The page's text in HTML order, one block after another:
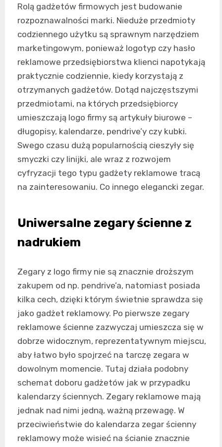
Rolą gadżetów firmowych jest budowanie
rozpoznawalności marki. Nieduże przedmioty
codziennego użytku są sprawnym narzędziem
marketingowym, ponieważ logotyp czy hasło
reklamowe przedsiębiorstwa klienci napotykają
praktycznie codziennie, kiedy korzystają z
otrzymanych gadżetów. Dotąd najczęstszymi
przedmiotami, na których przedsiębiorcy
umieszczają logo firmy są artykuły biurowe –
długopisy, kalendarze, pendrive’y czy kubki.
Swego czasu dużą popularnością cieszyły się
smyczki czy linijki, ale wraz z rozwojem
cyfryzacji tego typu gadżety reklamowe tracą
na zainteresowaniu. Co innego elegancki zegar.
Uniwersalne zegary ścienne z
nadrukiem
Zegary z logo firmy nie są znacznie droższym
zakupem od np. pendrive’a, natomiast posiada
kilka cech, dzięki którym świetnie sprawdza się
jako gadżet reklamowy. Po pierwsze zegary
reklamowe ścienne zazwyczaj umieszcza się w
dobrze widocznym, reprezentatywnym miejscu,
aby łatwo było spojrzeć na tarczę zegara w
dowolnym momencie. Tutaj działa podobny
schemat doboru gadżetów jak w przypadku
kalendarzy ściennych. Zegary reklamowe mają
jednak nad nimi jedną, ważną przewagę. W
przeciwieństwie do kalendarza zegar ścienny
reklamowy może wisieć na ścianie znacznie